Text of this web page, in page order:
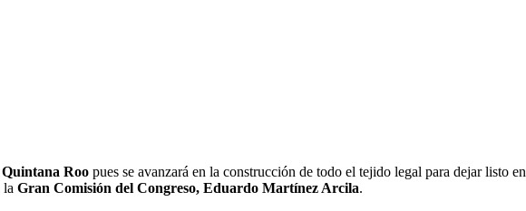
Quintana Roo pues se avanzará en la construcción de todo el tejido legal para dejar listo en
la Gran Comisión del Congreso, Eduardo Martínez Arcila.